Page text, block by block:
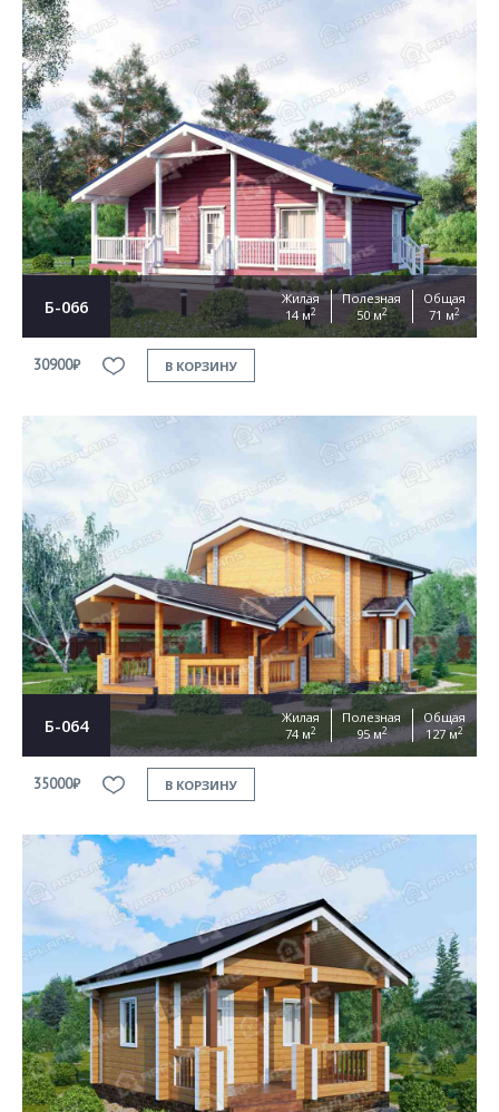
Б-066
Жилая
14 м2
Полезная
50 м2
Общая
71 м2
30900₽ В КОРЗИНУ
Б-064
Жилая
74 м2
Полезная
95 м2
Общая
127 м2
35000₽ В КОРЗИНУ